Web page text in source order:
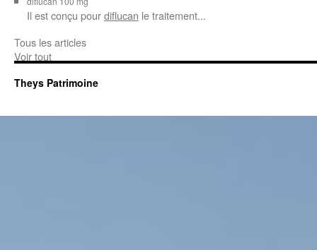
Il est conçu pourdiflucan le traitement...
Tous les articles
Voir tout
Theys Patrimoine